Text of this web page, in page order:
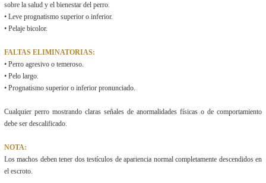
sobre la salud y el bienestar del perro.
• Leve prognatismo superior o inferior.
• Pelaje bicolor.
FALTAS ELIMINATORIAS:
• Perro agresivo o temeroso.
• Pelo largo.
• Prognatismo superior o inferior pronunciado.
Cualquier perro mostrando claras señales de anormalidades físicas o de comportamiento
debe ser descalificado.
NOTA:
Los machos deben tener dos testículos de apariencia normal completamente descendidos en
el escroto.